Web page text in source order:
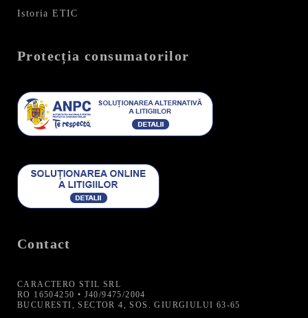
Istoria ETIC
Protecția consumatorilor
Contact
CARACTERO STIL SRL
RO 16504250 • J40/9475/2004
BUCURESTI, SECTOR 4, SOS. GIURGIULUI 63-65